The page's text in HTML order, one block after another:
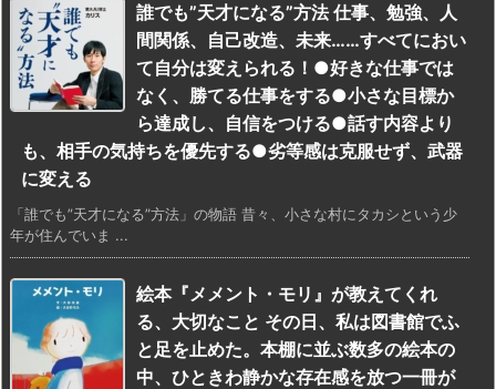
誰でも”天才になる”方法 仕事、勉強、人
間関係、自己改造、未来……すべてにおい
て自分は変えられる！●好きな仕事では
なく、勝てる仕事をする●小さな目標か
ら達成し、自信をつける●話す内容より
も、相手の気持ちを優先する●劣等感は克服せず、武器
に変える
「誰でも”天才になる”方法」の物語 昔々、小さな村にタカシという少
年が住んでいま ...
絵本『メメント・モリ』が教えてくれ
る、大切なこと その日、私は図書館でふ
と足を止めた。本棚に並ぶ数多の絵本の
中、ひときわ静かな存在感を放つ一冊が